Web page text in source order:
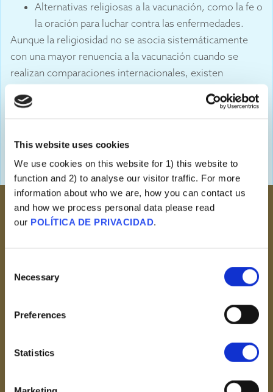
This website uses cookies
We use cookies on this website for 1) this website to
function and 2) to analyse our visitor traffic. For more
information about who we are, how you can contact us
and how we process personal data please read
our POLÍTICA DE PRIVACIDAD.
Selection
Necessary
Preferences
Statistics
Alternativas religiosas a la vacunación, como la fe o
la oración para luchar contra las enfermedades.
Aunque la religiosidad no se asocia sistemáticamente
con una mayor renuencia a la vacunación cuando se
realizan comparaciones internacionales, existen
renuencia a la vacunación es mayor entre las personas
religiosas. Las tasas de vacunación también son
especialmente bajas entre algunas comunidades
Humano, Creado A Imagen Y